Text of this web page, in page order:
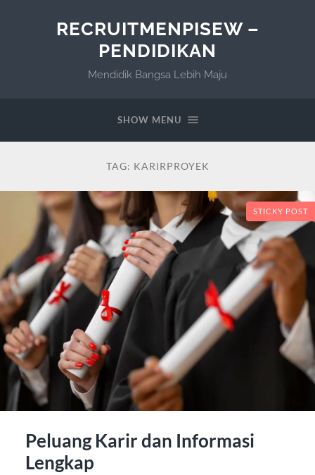
RECRUITMENPISEW –
PENDIDIKAN
Mendidik Bangsa Lebih Maju
SHOW MENU
TAG: KARIRPROYEK
STICKY POST
Peluang Karir dan Informasi
Lengkap